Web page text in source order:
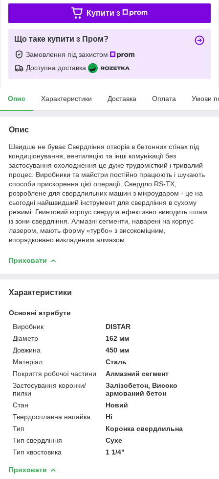
Купити з
Що таке купити з Пром?
Замовлення під захистом
Доступна доставка
Опис Характеристики Доставка Оплата Умови
Опис
Швидше не буває Свердління отворів в бетонних стінах під
кондиціонування, вентиляцію та інші комунікації без
застосування охолодження це дуже трудомісткий і тривалий
процес. Виробники та майстри постійно працюють і шукають
способи прискорення цієї операції. Свердло RS-TX,
розроблене для свердлильних машин з мікроударом - це на
сьогодні найшвидший інструмент для свердління в сухому
режимі. Гвинтовий корпус свердла ефективно виводить шлам
із зони свердління. Алмазні сегменти, наварені на корпус
лазером, мають форму «турбо» з високоміцним,
впорядковано викладеним алмазом.
Приховати
Характеристики
Основні атрибути
Виробник
DISTAR
Діаметр
162 мм
Довжина
450 мм
Матеріал
Сталь
Покриття робочої частини
Алмазний сегмент
Застосування коронки/
пилки
Залізобетон, Високо
армований бетон
Стан
Новий
Твердосплавна напайка
Ні
Тип
Коронка свердлильна
Тип свердління
Сухе
Тип хвостовика
1 1/4"
Приховати